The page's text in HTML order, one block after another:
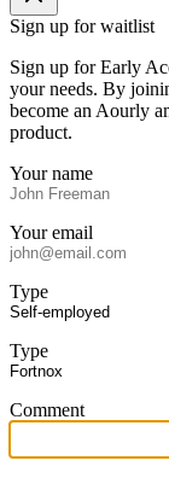
Sign up for waitlist
Sign up for Early
your needs. By
become an Aourly
product.
Your name
Your email
Type
Type
Comment